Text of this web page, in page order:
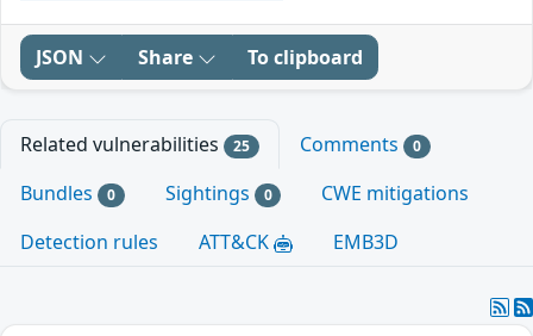
JSON Share To clipboard
Related vulnerabilities 25 Comments 0
Bundles 0 Sightings 0
CWE mitigations
Detection rules
ATT&CK EMB3D